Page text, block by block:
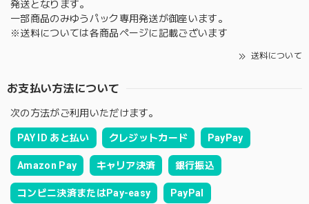
発送となります。
一部商品のみゆうパック専用発送が御座います。
※送料については各商品ページに記載ございます
送料について
お支払い方法について
次の方法がご利用いただけます。
PAY ID あと払い クレジットカード PayPay
Amazon Pay キャリア決済 銀行振込
コンビニ決済またはPay-easy PayPal